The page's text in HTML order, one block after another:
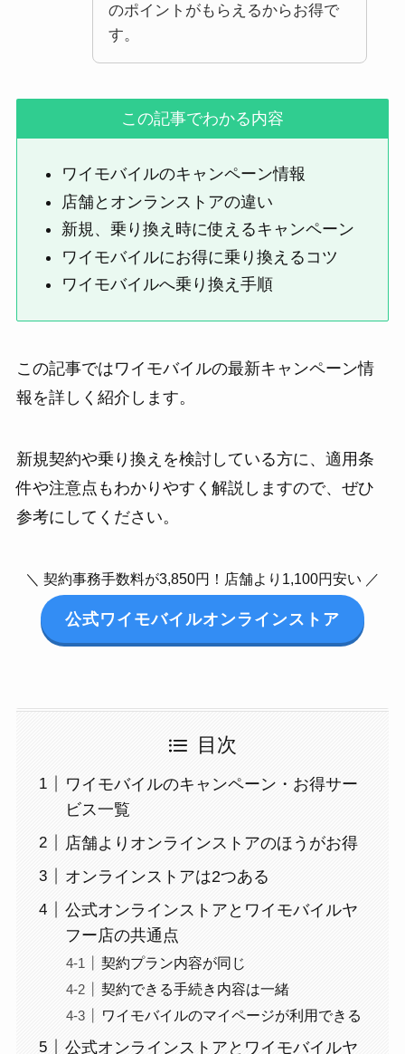
のポイントがもらえるからお得で
す。
この記事でわかる内容
ワイモバイルのキャンペーン情報
店舗とオンランストアの違い
新規、乗り換え時に使えるキャンペーン
ワイモバイルにお得に乗り換えるコツ
ワイモバイルへ乗り換え手順
この記事ではワイモバイルの最新キャンペーン情
報を詳しく紹介します。
新規契約や乗り換えを検討している方に、適用条
件や注意点もわかりやすく解説しますので、ぜひ
参考にしてください。
＼ 契約事務手数料が3,850円！店舗より1,100円安い ／
公式ワイモバイルオンラインストア
目次
ワイモバイルのキャンペーン・お得サー
ビス一覧
店舗よりオンラインストアのほうがお得
オンラインストアは2つある
公式オンラインストアとワイモバイルヤ
フー店の共通点
契約プラン内容が同じ
契約できる手続き内容は一緒
ワイモバイルのマイページが利用できる
公式オンラインストアとワイモバイルヤ